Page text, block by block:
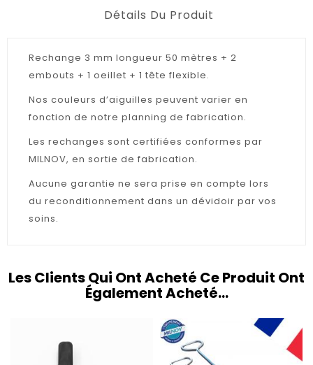
Détails Du Produit
Rechange 3 mm longueur 50 mètres + 2
embouts + 1 oeillet + 1 tête flexible.
Nos couleurs d’aiguilles peuvent varier en
fonction de notre planning de fabrication.
Les rechanges sont certifiées conformes par
MILNOV, en sortie de fabrication.
Aucune garantie ne sera prise en compte lors
du reconditionnement dans un dévidoir par vos
soins.
Les Clients Qui Ont Acheté Ce Produit Ont
Également Acheté...